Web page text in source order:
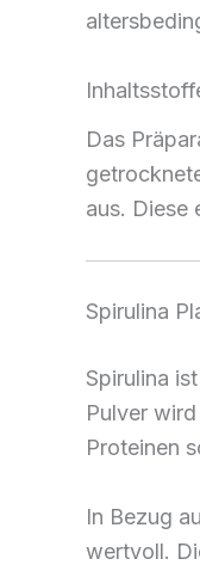
Das
aus. Diese
Spirulina
Spirulina
Pulver
Proteinen
In Bezug
wertvoll.